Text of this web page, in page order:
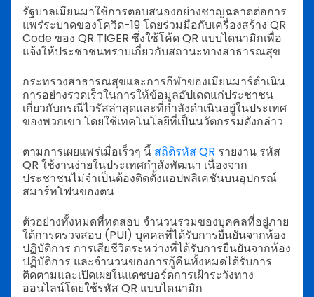
รัฐบาลเมียนมาใช้การตอบสนองอย่างชาญฉลาดต่อการ
แพร่ระบาดของโควิด-19 โดยร่วมมือกับเครื่องสร้าง QR
Code ของ QR TIGER ซึ่งใช้โค้ด QR แบบไดนามิกเพื่อ
แจ้งให้ประชาชนทราบเกี่ยวกับสถานะทางสาธารณสุข
กระทรวงสาธารณสุขและการกีฬาของเมียนมาร์ดำเนิน
การอย่างรวดเร็วในการให้ข้อมูลอัปเดตแก่ประชาชน
เกี่ยวกับกรณีไวรัสล่าสุดและที่กำลังดำเนินอยู่ในประเทศ
ของพวกเขา โดยใช้เทคโนโลยีที่เป็นนวัตกรรมดังกล่าว
ตามการเผยแพร่เมื่อเร็วๆ นี้ สถิติรหัส QR รายงาน รหัส
QR ใช้งานง่ายในประเทศกำลังพัฒนา เนื่องจาก
ประชาชนไม่จำเป็นต้องติดตั้งแอปพลิเคชันบนอุปกรณ์
สมาร์ทโฟนของตน
ตัวอย่างทั้งหมดที่ทดสอบ จำนวนรวมของบุคคลที่อยู่ภาย
ใต้การตรวจสอบ (PUI) บุคคลที่ได้รับการยืนยันจากห้อง
ปฏิบัติการ การเสียชีวิตระหว่างที่ได้รับการยืนยันจากห้อง
ปฏิบัติการ และจำนวนของการกู้คืนทั้งหมดได้รับการ
ติดตามและเปิดเผยในแดชบอร์ดการเฝ้าระวังทาง
ออนไลน์โดยใช้รหัส QR แบบไดนามิก